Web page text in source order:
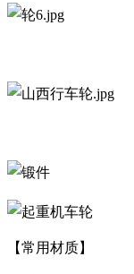
【常用材质】